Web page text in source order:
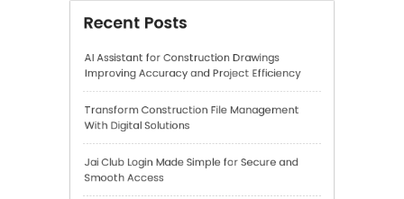
Smooth Access
Daman Online Slot Games With Smooth
Gameplay
The Daman Game Experience in Modern
Online Entertainment